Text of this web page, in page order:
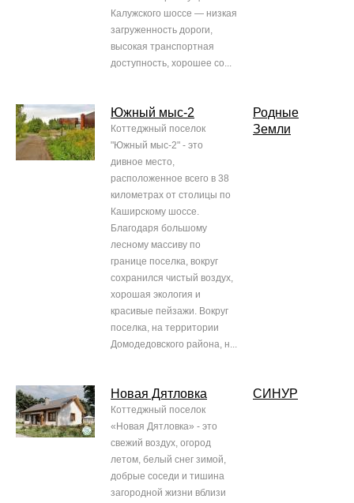
Калужского шоссе — низкая
загруженность дороги,
высокая транспортная
доступность, хорошее со...
Южный мыс-2
Коттеджный поселок
"Южный мыс-2" - это
дивное место,
расположенное всего в 38
километрах от столицы по
Каширскому шоссе.
Благодаря большому
лесному массиву по
границе поселка, вокруг
сохранился чистый воздух,
хорошая экология и
красивые пейзажи. Вокруг
поселка, на территории
Домодедовского района, н...
Родные
Земли
Новая Дятловка
Коттеджный поселок
«Новая Дятловка» - это
свежий воздух, огород
летом, белый снег зимой,
добрые соседи и тишина
загородной жизни вблизи
СИНУР